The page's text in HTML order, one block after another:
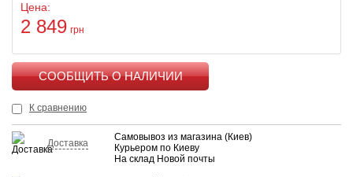
Цена:
2 849 грн
К сравнению
Доставка
Самовывоз из магазина (Киев)
Курьером по Киеву
На склад Новой почты